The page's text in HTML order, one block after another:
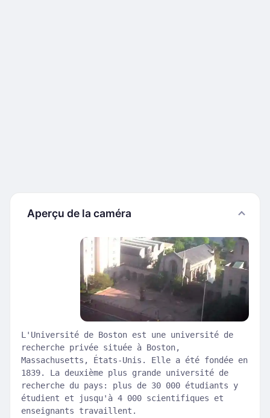
Aperçu de la caméra
L'Université de Boston est une université de
recherche privée située à Boston,
Massachusetts, États-Unis. Elle a été fondée en
1839. La deuxième plus grande université de
recherche du pays: plus de 30 000 étudiants y
étudient et jusqu'à 4 000 scientifiques et
enseignants travaillent.